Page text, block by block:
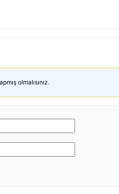
olmalısınız.